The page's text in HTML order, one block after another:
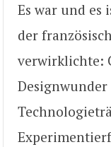
Es war und es
der
verwirklichte: